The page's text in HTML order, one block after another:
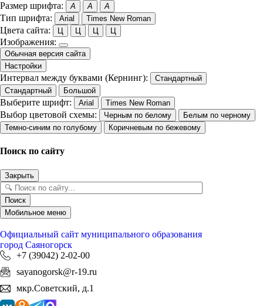
Размер шрифта: A A A
Тип шрифта: Arial Times New Roman
Цвета сайта: Ц Ц Ц Ц
Изображения:
Обычная версия сайта
Настройки
Интервал между буквами (Кернинг):
Стандартный
Стандартный
Большой
Выберите шрифт: Arial Times New Roman
Выбор цветовой схемы: Черным по белому
Белым по черному
Темно-синим по голубому
Коричневым по бежевому
Поиск по сайту
Закрыть
Поиск
Мобильное меню
Официальный сайт муниципального образования
город Саяногорск
+7 (39042) 2-02-00
sayanogorsk@r-19.ru
мкр.Советский, д.1